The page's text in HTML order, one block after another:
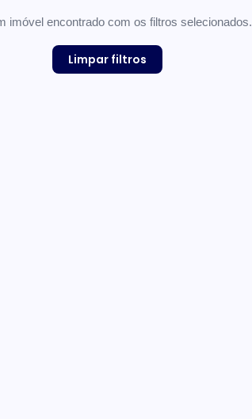
imóvel encontrado com os filtros selecionados.
Limpar filtros